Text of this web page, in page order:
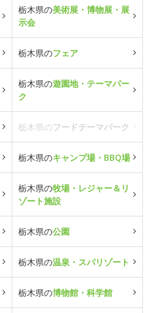
栃木県の美術展・博物展・展
示会
栃木県のフェア
栃木県の遊園地・テーマパー
ク
栃木県のフードテーマパーク
栃木県のキャンプ場・BBQ場
栃木県の牧場・レジャー＆リ
ゾート施設
栃木県の公園
栃木県の温泉・スパリゾート
栃木県の博物館・科学館